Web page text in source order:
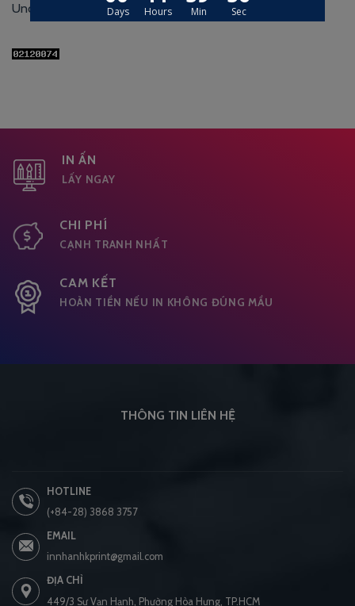
Uncategorized
IN ẤN
LẤY NGAY
CHI PHÍ
CẠNH TRANH NHẤT
CAM KẾT
HOÀN TIỀN NẾU IN KHÔNG ĐÚNG MẦU
THÔNG TIN LIÊN HỆ
HOTLINE
(+84-28) 3868 3757
EMAIL
innhanhkprint@gmail.com
ĐỊA CHỈ
449/3 Sư Vạn Hạnh, Phường Hòa Hưng, TP.HCM